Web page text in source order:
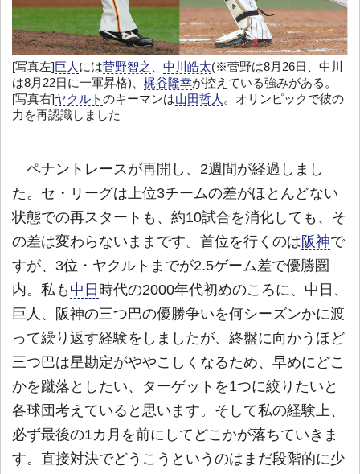
[写真左] 巨人には菅野智之 、 中川皓太(※菅野は8月26日、中川
は8月22日に一軍昇格)、 梶谷隆幸が控えている強みがある。
[写真右]ヤクルトのキーマンは山田哲人。オリンピックで彼の
力を再認識しました
ペナントレースが再開し、2週間が経過しまし
た。セ・リーグは上位3チームの差がほとんどない
状態での再スタートも、約10試合を消化しても、そ
の差は変わらないままです。首位を行くのは 阪神で
すが、3位・ヤクルトまでが2.5ゲーム差で優勝圏
内。私も 中日 時代の2000年代初めのころに、中日、
巨人、阪神の三つ巴の優勝争いを何シーズンかに渡
って繰り返す経験をしましたが、終盤に向かうほど
三つ巴は星勘定がややこしくなるため、早めにどこ
かを蹴落としたい、ターゲットを1つに絞りたいと
各球団考えていると思います。そして私の経験上、
必ず最後の1カ月を前にしてどこかが落ちていきま
す。直接対決でどうこうというのはまだ段階的に少